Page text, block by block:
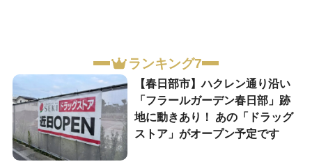
ランキング7
【春日部市】ハクレン通り沿い
「フラールガーデン春日部」跡
地に動きあり！ あの「ドラッグ
ストア」がオープン予定です